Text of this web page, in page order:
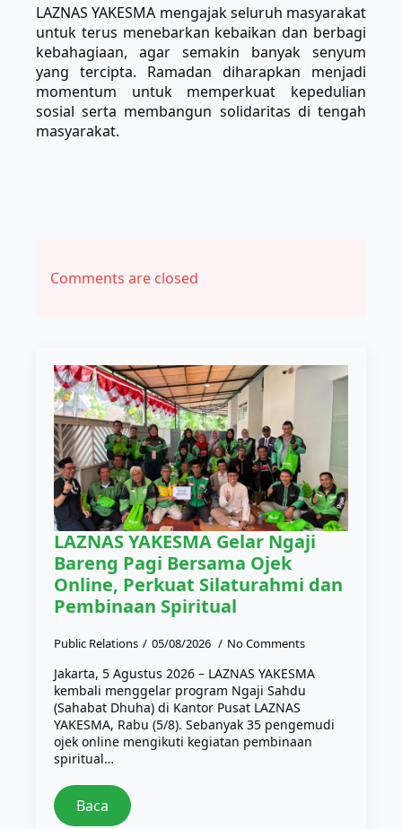
LAZNAS YAKESMA mengajak seluruh masyarakat
untuk terus menebarkan kebaikan dan berbagi
kebahagiaan, agar semakin banyak senyum
yang tercipta. Ramadan diharapkan menjadi
momentum untuk memperkuat kepedulian
sosial serta membangun solidaritas di tengah
masyarakat.
Comments are closed
LAZNAS YAKESMA Gelar Ngaji
Bareng Pagi Bersama Ojek
Online, Perkuat Silaturahmi dan
Pembinaan Spiritual
Public Relations 05/08/2026 No Comments
Jakarta, 5 Agustus 2026 – LAZNAS YAKESMA
kembali menggelar program Ngaji Sahdu
(Sahabat Dhuha) di Kantor Pusat LAZNAS
YAKESMA, Rabu (5/8). Sebanyak 35 pengemudi
ojek online mengikuti kegiatan pembinaan
spiritual…
Baca